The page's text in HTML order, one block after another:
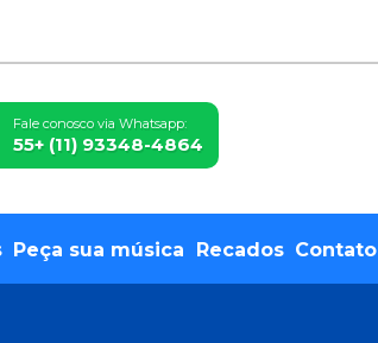
Fale conosco via Whatsapp:
55+ (11) 93348-4864
Peça sua música Recados Contato